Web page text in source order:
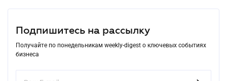
Подпишитесь на рассылку
Получайте по понедельникам weekly-digest о ключевых событиях
бизнеса